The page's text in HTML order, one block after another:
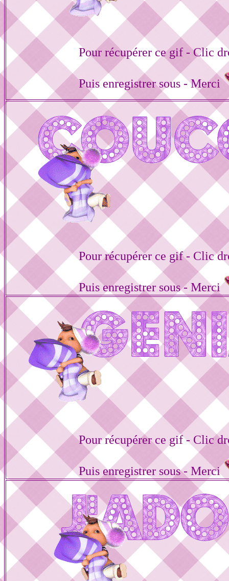
Pour récupérer ce gif - Clic
Puis enregistrer sous - Merci
Pour récupérer ce gif - Clic
Puis enregistrer sous - Merci
Pour récupérer ce gif - Clic
Puis enregistrer sous - Merci